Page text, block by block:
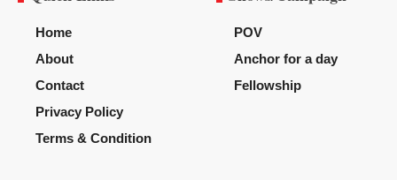
Home
About
Contact
Privacy Policy
Terms & Condition
POV
Anchor for a day
Fellowship